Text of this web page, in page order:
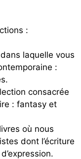
:
laquelle vous
:
consacrée
: fantasy et
où nous
dont l’écriture